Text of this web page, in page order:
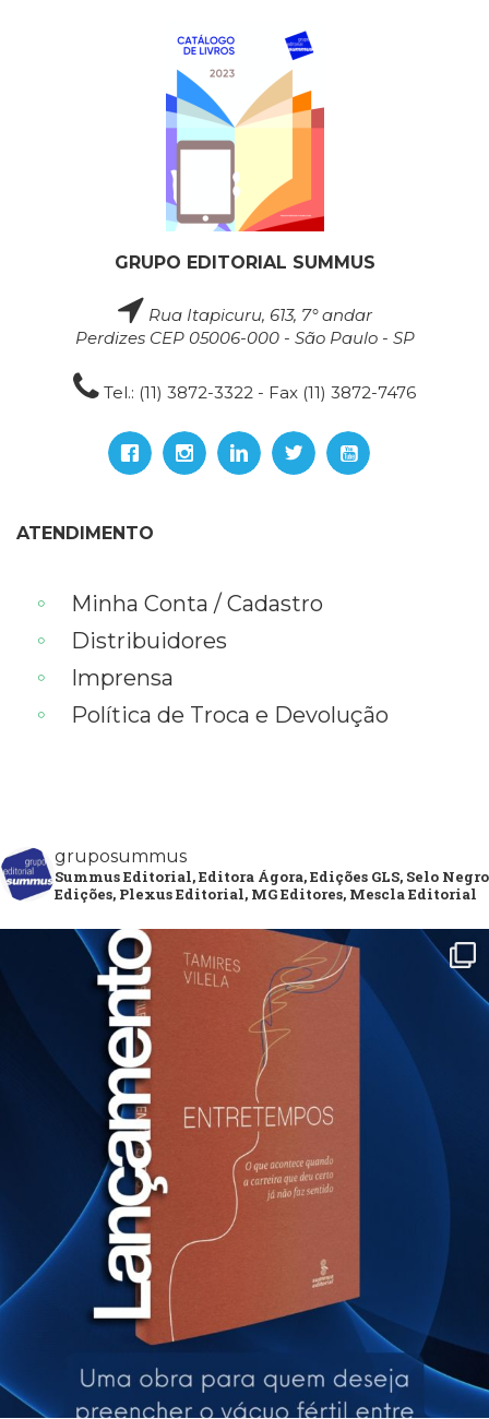
GRUPO EDITORIAL SUMMUS
Rua Itapicuru, 613, 7° andar
Perdizes CEP 05006-000 - São Paulo - SP
Tel.: (11) 3872-3322 - Fax (11) 3872-7476
ATENDIMENTO
Minha Conta / Cadastro
Distribuidores
Imprensa
Política de Troca e Devolução
gruposummus
Summus Editorial, Editora Ágora, Edições GLS, Selo Negro
Edições, Plexus Editorial, MG Editores, Mescla Editorial